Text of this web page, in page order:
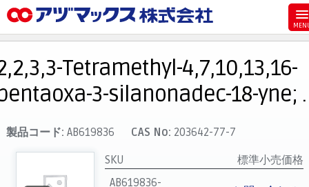
お気に入り
カート
マイアカウント
主要取扱ブランド
代理店一覧
Tetramethyl-4,7,10,13,16-
3-silanonadec-18-yne; .
製品コード: AB619836 CAS No: 203642-77-7
SKU
標準小売価格
AB619836-